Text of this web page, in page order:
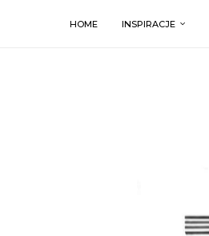
HOME INSPIRACJE